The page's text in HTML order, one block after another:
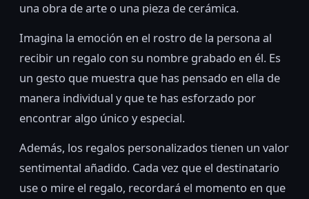
una obra de arte o una pieza de cerámica.
Imagina la emoción en el rostro de la persona al
recibir un regalo con su nombre grabado en él. Es
un gesto que muestra que has pensado en ella de
manera individual y que te has esforzado por
encontrar algo único y especial.
Además, los regalos personalizados tienen un valor
sentimental añadido. Cada vez que el destinatario
use o mire el regalo, recordará el momento en que